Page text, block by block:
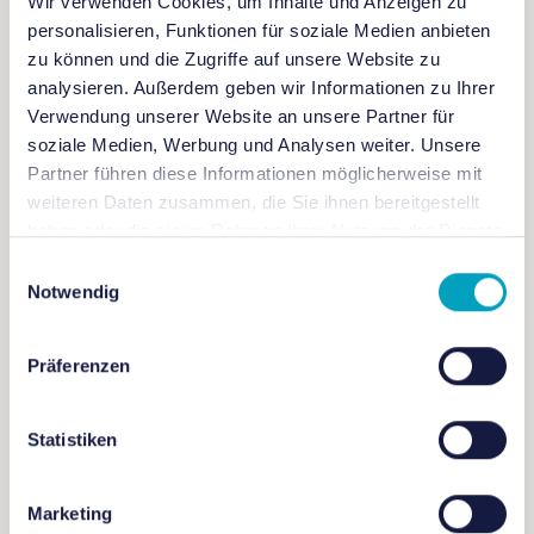
personalisieren, Funktionen für soziale Medien anbieten
zu können und die Zugriffe auf unsere Website zu
analysieren. Außerdem geben wir Informationen zu Ihrer
Verwendung unserer Website an unsere Partner für
soziale Medien, Werbung und Analysen weiter. Unsere
Partner führen diese Informationen möglicherweise mit
weiteren Daten zusammen, die Sie ihnen bereitgestellt
Notwendig
Präferenzen
Statistiken
Marketing
Du willst zum Fortbildungstag ins Futurium
und hast noch Fragen zur Buchung?
Wir haben dir die wichtigsten Infos hier
kompakt zusammengestellt!
Noch Fragen?
Schreib uns anfuturium-
120, M41,
TXL, M85, 147, 123
S-Bahn: S3, S5, S7
Zahlungsmöglichkeiten
Unsere
sind Paypal,
Stornierung